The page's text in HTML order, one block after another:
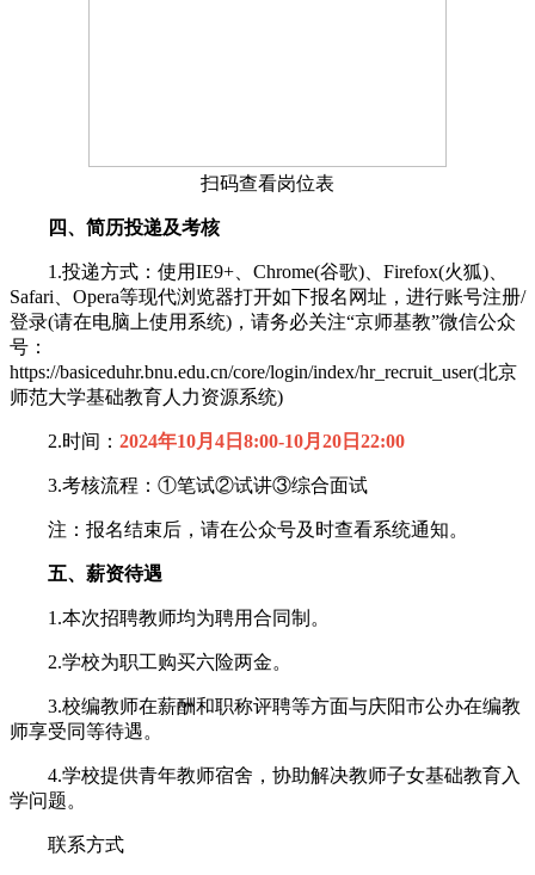
扫码查看岗位表
四、简历投递及考核
1.投递方式：使用IE9+、Chrome(谷歌)、Firefox(火狐)、
Safari、Opera等现代浏览器打开如下报名网址，进行账号注册/
登录(请在电脑上使用系统)，请务必关注“京师基教”微信公众
号：
https://basiceduhr.bnu.edu.cn/core/login/index/hr_recruit_user(北京
师范大学基础教育人力资源系统)
2.时间： 2024年10月4日8:00-10月20日22:00
3.考核流程：①笔试②试讲③综合面试
注：报名结束后，请在公众号及时查看系统通知。
五、薪资待遇
1.本次招聘教师均为聘用合同制。
2.学校为职工购买六险两金。
3.校编教师在薪酬和职称评聘等方面与庆阳市公办在编教
师享受同等待遇。
4.学校提供青年教师宿舍，协助解决教师子女基础教育入
学问题。
联系方式